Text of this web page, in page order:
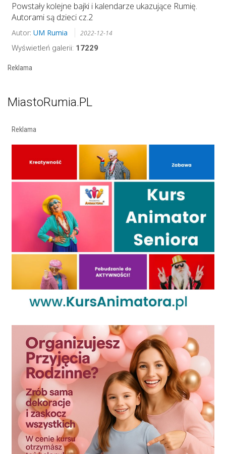
Powstały kolejne bajki i kalendarze ukazujące Rumię.
Autorami są dzieci cz.2
Autor: UM Rumia 2022-12-14
Wyświetleń galerii: 17229
Reklama
MiastoRumia.PL
Reklama